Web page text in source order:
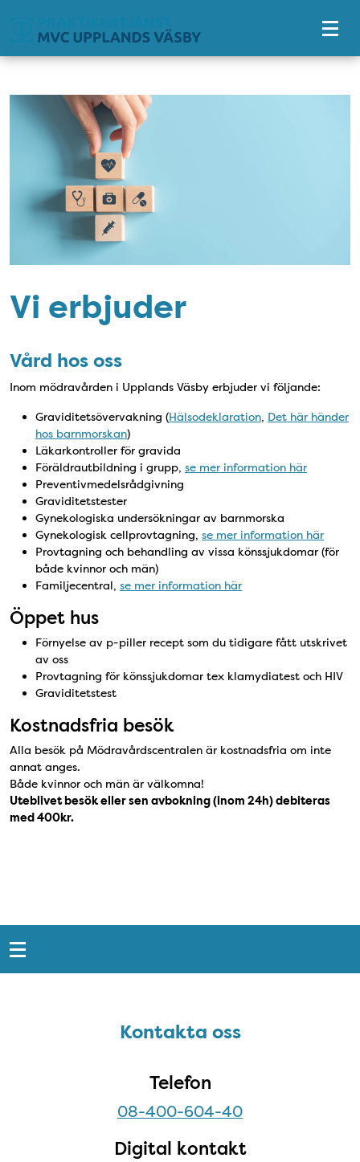
Vi erbjuder
Vård hos oss
Inom mödravården i Upplands Väsby erbjuder vi följande:
Graviditetsövervakning (Hälsodeklaration, Det här händer
hos barnmorskan)
Läkarkontroller för gravida
Föräldrautbildning i grupp, se mer information här
Preventivmedelsrådgivning
Graviditetstester
Gynekologiska undersökningar av barnmorska
Gynekologisk cellprovtagning, se mer information här
Provtagning och behandling av vissa könssjukdomar (för
både kvinnor och män)
Familjecentral, se mer information här
Öppet hus
Förnyelse av p-piller recept som du tidigare fått utskrivet
av oss
Provtagning för könssjukdomar tex klamydiatest och HIV
Graviditetstest
Kostnadsfria besök
Alla besök på Mödravårdscentralen är kostnadsfria om inte
annat anges.
Både kvinnor och män är välkomna!
Uteblivet besök eller sen avbokning (inom 24h) debiteras
med 400kr.
Snabblänkar
Kontakta ossKontakta oss
Telefon
08-400-604-40
Digital kontakt